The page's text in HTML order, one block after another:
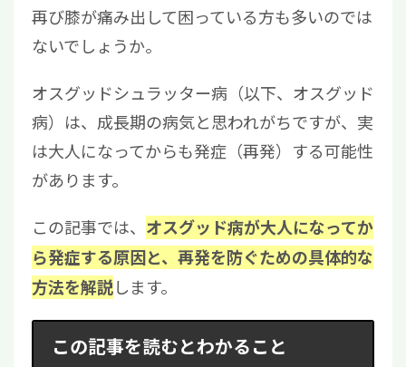
再び膝が痛み出して困っている方も多いのでは
ないでしょうか。
オスグッドシュラッター病（以下、オスグッド
病）は、成長期の病気と思われがちですが、実
は大人になってからも発症（再発）する可能性
があります。
この記事では、 オスグッド病が大人になってか
ら発症する原因と、再発を防ぐための具体的な
方法を解説します。
この記事を読むとわかること